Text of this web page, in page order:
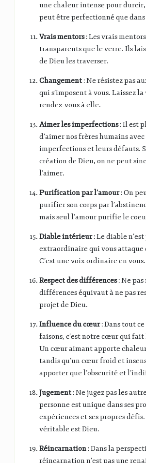
une chaleur intense pour durcir,
peut être perfectionné que
Vrais mentors: Les vrais
transparents que le verre. Ils
de Dieu les traverser.
Changement : Ne résistez pas
qui s’imposent à vous. Laissez
rendez-vous à elle.
Aimer les imperfections: Il est
d’aimer nos frères humains
imperfections et leurs défauts.
création de Dieu, on ne peut
l’aimer.
Purification par l’amour: On
purifier son corps par
mais seul l’amour purifie le
Diable intérieur: Le diable
extraordinaire qui vous attaque
C’est une voix ordinaire en vous.
Respect des différences: Ne pas
différences équivaut à ne pas
projet de Dieu.
Influence du cœur: Dans tout ce
faisons, c’est notre cœur qui
Un cœur aimant apporte
tandis qu’un cœur froid et
apporter que l’obscurité et
Jugement : Ne jugez pas les
personne est unique dans ses
expériences et ses propres
véritable est Dieu.
Réincarnation : Dans la
réincarnation n’est pas une